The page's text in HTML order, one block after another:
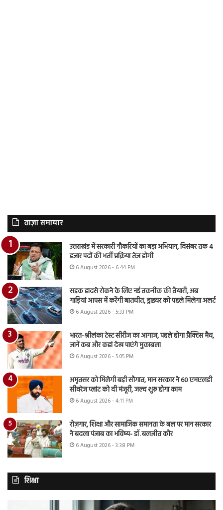
ताज़ा समाचार
उत्तराखंड में सरकारी नौकरियों का बड़ा अभियान, दिसंबर तक 4
हजार पदों की भर्ती प्रक्रिया तेज होगी
6 August 2026 - 6:44 PM
सड़क हादसे रोकने के लिए नई तकनीक की तैयारी, अब
गाड़ियां आपस में करेंगी बातचीत, ड्राइवर को पहले मिलेगा अलर्ट
6 August 2026 - 5:33 PM
भारत-श्रीलंका टेस्ट सीरीज का आगाज, पहले होगा प्रैक्टिस मैच,
जानें कब और कहां देख पाएंगे मुकाबला
6 August 2026 - 5:05 PM
अमृतसर को मिलेगी बड़ी सौगात, मान सरकार ने 60 एमएलडी
सीवरेज प्लांट को दी मंजूरी, जल्द शुरू होगा काम
6 August 2026 - 4:11 PM
रोज़गार, शिक्षा और सामाजिक समानता के बल पर मान सरकार
ने बदला पंजाब का भविष्य- डॉ. बलजीत कौर
6 August 2026 - 3:38 PM
शिक्षा